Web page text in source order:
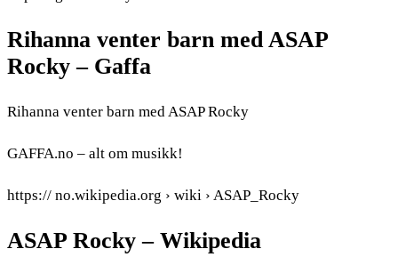
Rihanna venter barn med ASAP
Rocky – Gaffa
Rihanna venter barn med ASAP Rocky
GAFFA.no – alt om musikk!
https:// no.wikipedia.org › wiki › ASAP_Rocky
ASAP Rocky – Wikipedia